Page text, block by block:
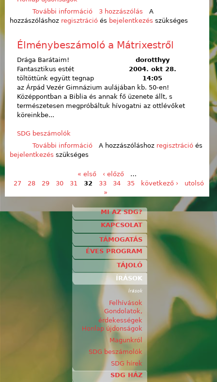
További információMár a Google is SDG-s! tartalommal
kapcsolatosan
3 hozzászólás
A
hozzászóláshoz regisztráció és bejelentkezés szükséges
Élménybeszámoló a Mátrixestről
dorotthyy
2004. okt 28.
14:05
Drága Barátaim!
Fantasztikus estét
töltöttünk együtt tegnap
az Árpád Vezér Gimnázium aulájában kb. 50-en!
Középpontban a Biblia és annak fő üzenete állt, s
természetesen megpróbáltuk hívogatni az ottlévőket
köreinkbe...
SDG beszámolók
További információÉlménybeszámoló a Mátrixestről
A hozzászóláshoz regisztrációés
bejelentkezés szükséges
« első ‹ előző
…
27
28 29 30 31 32 33 34 35 következő ›
utolsó
»
MI AZ SDG?
KAPCSOLAT
TÁMOGATÁS
ÉVES PROGRAM
TÁJOLÓ
ÍRÁSOK
Írások
Felhívások
Gondolatok,
érdekességek
Honlap újdonságok
Magunkról
SDG beszámolók
SDG hírek
SDG HÁZ